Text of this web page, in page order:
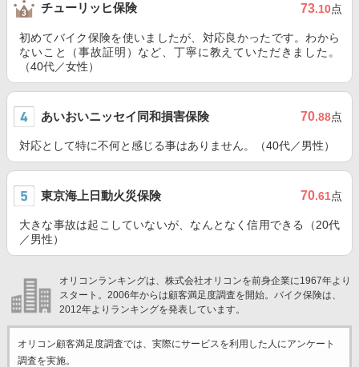
チューリッヒ保険 73.10点
初めてバイク保険を使いましたが、対応良かったです。わから
ないこと（事故証明）など、丁寧に教えていただきました。
（40代／女性）
あいおいニッセイ同和損害保険 70.88点
対応として特に不何と感じる事はありません。（40代／男性）
東京海上日動火災保険 70.61点
大きな事故は起こしていないが、なんとなく信用できる（20代
／男性）
オリコンランキングは、株式会社オリコンを前身企業に1967年より
スタート。2006年からは顧客満足度調査を開始。バイク保険は、
2012年よりランキングを発表しています。
オリコン顧客満足度調査では、実際にサービスを利用した 人にアンケート
調査を実施。